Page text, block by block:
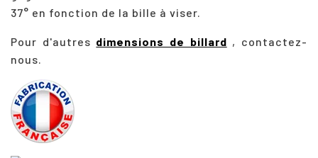
37° en fonction de la bille à viser.
Pour d'autres dimensions de billard , contactez-
nous.